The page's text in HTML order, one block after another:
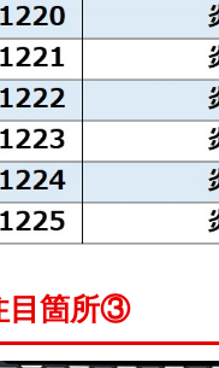
目箇所③